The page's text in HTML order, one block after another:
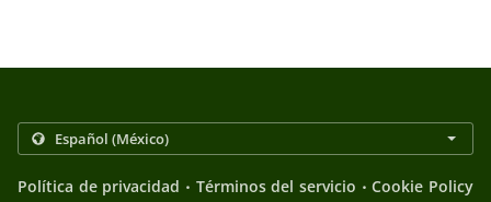
Política de privacidad . Términos del servicio . Cookie Policy